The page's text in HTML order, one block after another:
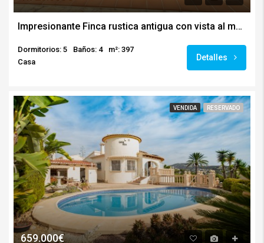
Impresionante Finca rustica antigua con vista al mar en Benissa
Dormitorios: 5 Baños: 4
m²: 397
Casa
Detalles
VENDIDA RESERVADO
659.000€